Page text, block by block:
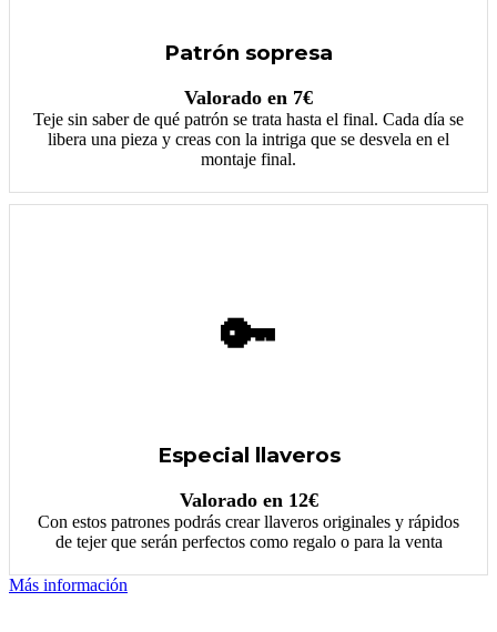
Patrón sopresa
Valorado en 7€
Teje sin saber de qué patrón se trata hasta el final. Cada día se
libera una pieza y creas con la intriga que se desvela en el
montaje final.
🔑
Especial llaveros
Valorado en 12€
Con estos patrones podrás crear llaveros originales y rápidos
de tejer que serán perfectos como regalo o para la venta
Más información